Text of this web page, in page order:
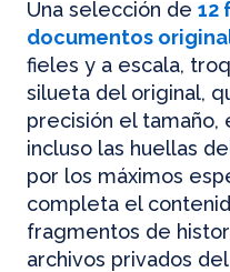
Una selección de 12
documentos
fieles y a escala,
silueta del original,
precisión el tamaño,
incluso las huellas
por los máximos
completa el
fragmentos de
archivos privados